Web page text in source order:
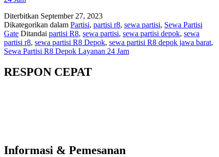
Diterbitkan September 27, 2023
Dikategorikan dalam Partisi, partisi r8, sewa partisi, Sewa Partisi
Gate Ditandai partisi R8, sewa partisi, sewa partisi depok, sewa
partisi r8, sewa partisi R8 Depok, sewa partisi R8 depok jawa barat,
Sewa Partisi R8 Depok Layanan 24 Jam
RESPON CEPAT
Informasi & Pemesanan